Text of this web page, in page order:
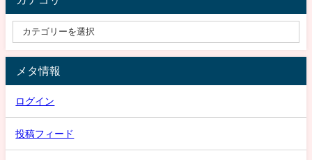
メタ情報
ログイン
投稿フィード